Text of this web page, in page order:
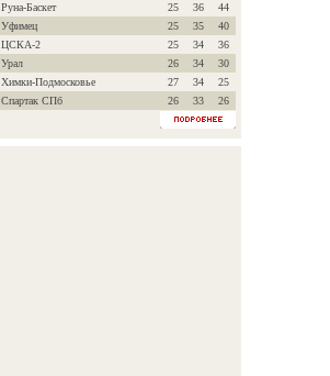
Руна-Баскет 25 36
44
Уфимец 25 35
40
ЦСКА-2 25 34
36
Урал 26 34
30
Химки-Подмосковье 27 34
25
Спартак СПб 26 33 26